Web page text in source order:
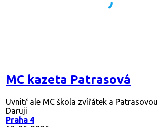
MC kazeta Patrasová
Uvnitř ale MC škola zvířátek a Patrasovou
Daruji
Praha 4